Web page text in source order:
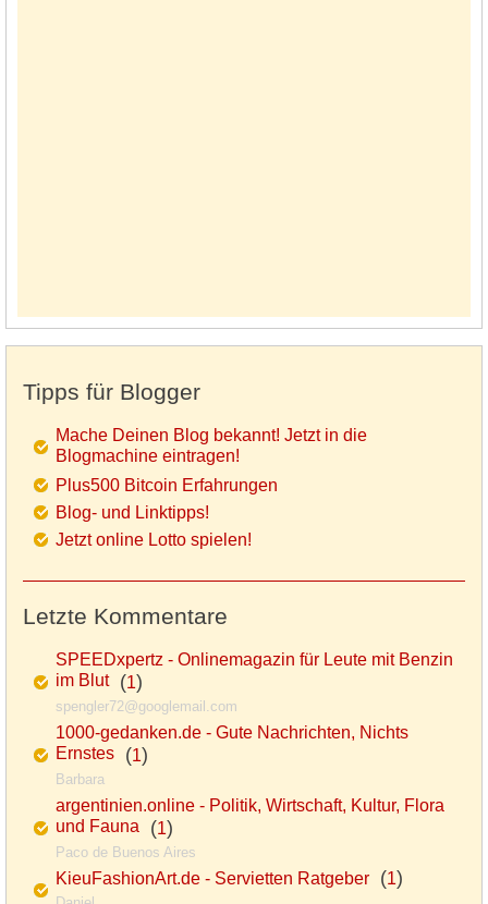
Tipps für Blogger
Mache Deinen Blog bekannt! Jetzt in die
Blogmachine eintragen!
Plus500 Bitcoin Erfahrungen
Blog- und Linktipps!
Jetzt online Lotto spielen!
Letzte Kommentare
SPEEDxpertz - Onlinemagazin für Leute mit Benzin
im Blut(1)
spengler72@googlemail.com
1000-gedanken.de - Gute Nachrichten, Nichts
Ernstes (1)
Barbara
argentinien.online - Politik, Wirtschaft, Kultur, Flora
und Fauna (1)
Paco de Buenos Aires
KieuFashionArt.de - Servietten Ratgeber (1)